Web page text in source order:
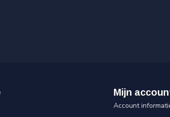
Mijn
Account